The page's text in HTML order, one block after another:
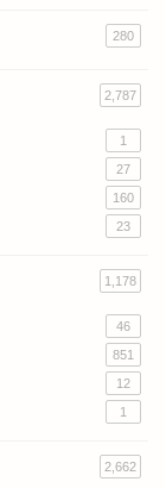
280
2,787
1
27
160
23
1,178
46
851
12
1
2,662